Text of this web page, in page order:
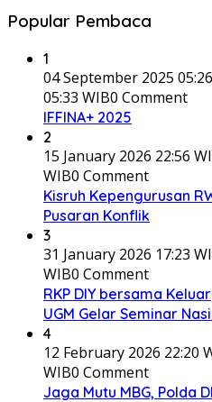
Popular Pembaca
1
04 September 2025
05:33 WIB0 Comment
IFFINA+ 2025
2
15 January 2026 22:56
WIB0 Comment
Kisruh Kepengurusan
Pusaran Konflik
3
31 January 2026 17:23
WIB0 Comment
RKP DIY bersama
UGM Gelar Seminar
4
12 February 2026 22:20
WIB0 Comment
Jaga Mutu MBG, Polda